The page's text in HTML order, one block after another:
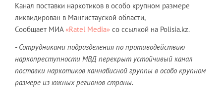
Канал поставки наркотиков в особо крупном размере
ликвидирован в Мангистауской области,
Сообщает МИА «Ratel Media» со ссылкой на Polisia.kz.
- Сотрудниками подразделения по противодействию
наркопреступности МВД перекрыт устойчивый канал
поставки наркотиков каннабисной группы в особо крупном
размере из южных регионов страны.